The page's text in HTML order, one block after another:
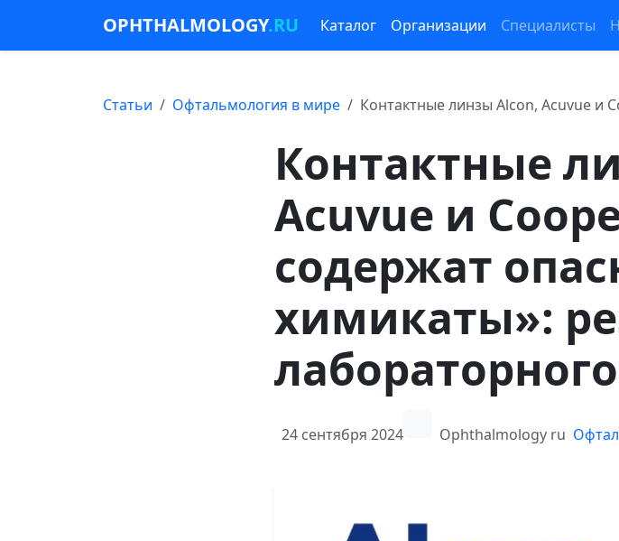
OPHTHALMOLOGY.RU Каталог Организации Специалисты
Статьи Офтальмология в мире Контактные линзы Alcon, Acuvue и
Контактные
Acuvue и
содержат
химикаты»:
24 сентября 2024 Ophthalmology ru